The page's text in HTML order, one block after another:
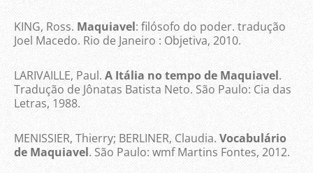
KING, Ross. Maquiavel: filósofo do poder. tradução
Joel Macedo. Rio de Janeiro : Objetiva, 2010.
LARIVAILLE, Paul. A Itália no tempo de Maquiavel.
Tradução de Jônatas Batista Neto. São Paulo: Cia das
Letras, 1988.
MENISSIER, Thierry; BERLINER, Claudia. Vocabulário
de Maquiavel. São Paulo: wmf Martins Fontes, 2012.